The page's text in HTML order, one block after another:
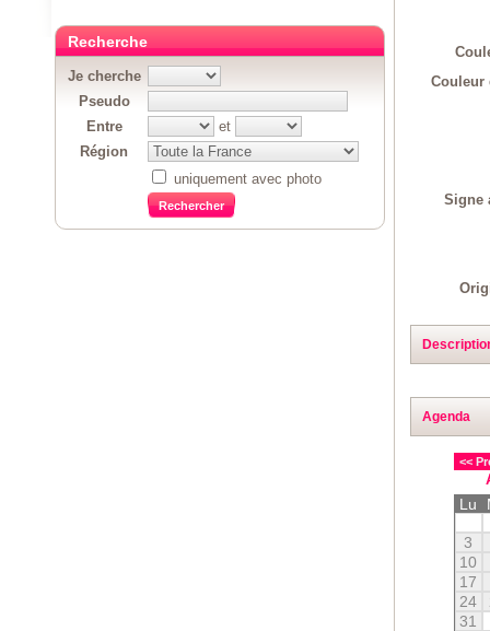
Couleur
Signe
Agenda
<<
Lu
3
10
17
24
31
Recherche
Je cherche
Pseudo
Entre
et
Région
uniquement avec photo